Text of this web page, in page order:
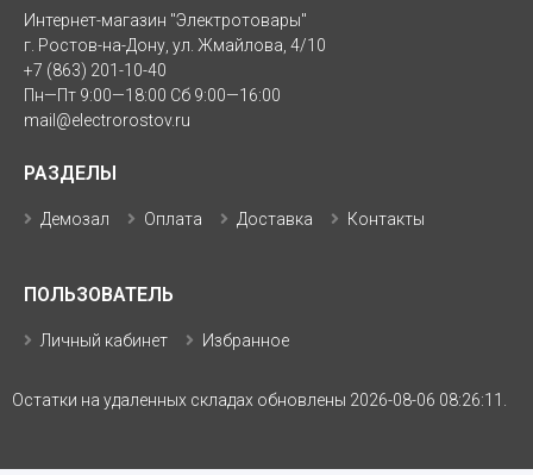
Интернет-магазин "Электротовары"
г. Ростов-на-Дону, ул. Жмайлова, 4/10
+7 (863) 201-10-40
Пн—Пт 9:00—18:00 Сб 9:00—16:00
mail@electrorostov.ru
РАЗДЕЛЫ
Демозал Оплата Доставка Контакты
ПОЛЬЗОВАТЕЛЬ
Личный кабинет Избранное
Остатки на удаленных складах обновлены 2026-08-06 08:26:11.